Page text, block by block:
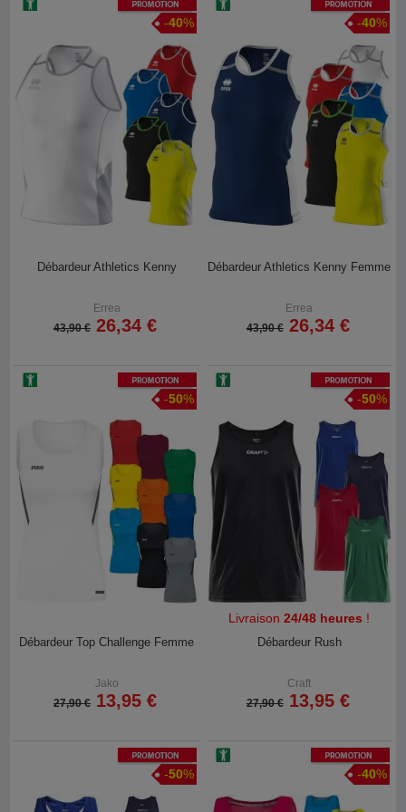
Promotion
-40%
Débardeur Athletics Kenny
Errea
43,90 € 26,34 €
Promotion
-40%
Débardeur Athletics Kenny Femme
Errea
43,90 € 26,34 €
Promotion
-50%
Débardeur Top Challenge Femme
Jako
27,90 € 13,95 €
Promotion
-50%
Livraison24/48 heures !
Débardeur Rush
Craft
27,90 € 13,95 €
Promotion
-50%
Promotion
-40%